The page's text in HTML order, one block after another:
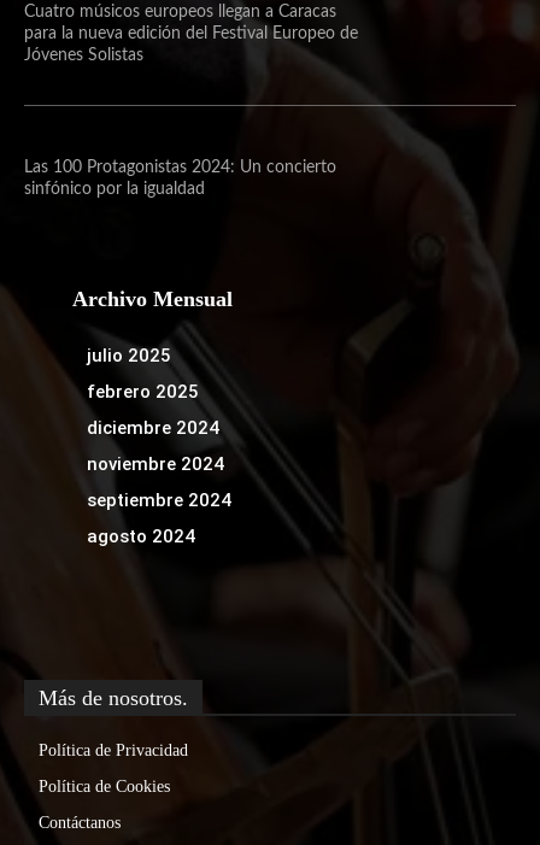
Cuatro músicos europeos llegan a Caracas
para la nueva edición del Festival Europeo de
Jóvenes Solistas
Las 100 Protagonistas 2024: Un concierto
sinfónico por la igualdad
Archivo Mensual
julio 2025
febrero 2025
diciembre 2024
noviembre 2024
septiembre 2024
agosto 2024
Más de nosotros.
Política de Privacidad
Política de Cookies
Contáctanos